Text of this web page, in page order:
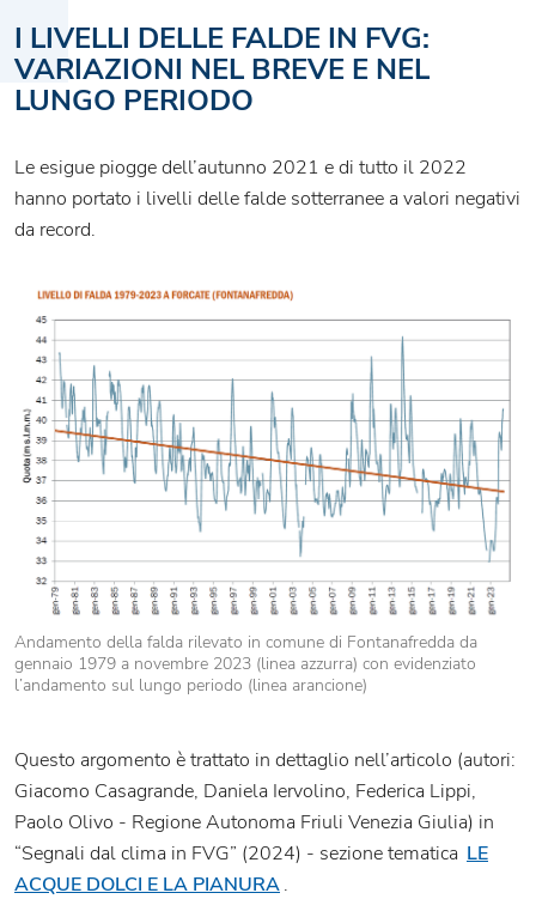
I LIVELLI DELLE FALDE IN FVG:
VARIAZIONI NEL BREVE E NEL
LUNGO PERIODO
Le esigue piogge dell’autunno 2021 e di tutto il 2022
hanno portato i livelli delle falde sotterranee a valori negativi
da record.
Andamento della falda rilevato in comune di Fontanafredda da
gennaio 1979 a novembre 2023 (linea azzurra) con evidenziato
l’andamento sul lungo periodo (linea arancione)
Questo argomento è trattato in dettaglio nell’articolo (autori:
Giacomo Casagrande, Daniela Iervolino, Federica Lippi,
Paolo Olivo - Regione Autonoma Friuli Venezia Giulia) in
“Segnali dal clima in FVG” (2024) - sezione tematica LE
ACQUE DOLCI E LA PIANURA.